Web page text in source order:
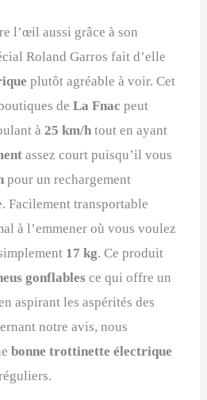
l’œil aussi grâce à son
Roland Garros fait d’elle
plutôt agréable à voir. Cet
deLa Fnacpeut
à25 km/h tout en ayant
assez court puisqu’il vous
pour un rechargement
Facilement transportable
à l’emmener où vous voulez
17 kg. Ce produit
gonflables ce qui offre un
aspirant les aspérités des
notre avis, nous
bonne trottinette électrique